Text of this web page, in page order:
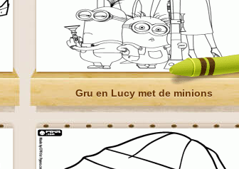
Gru en Lucy met de minions